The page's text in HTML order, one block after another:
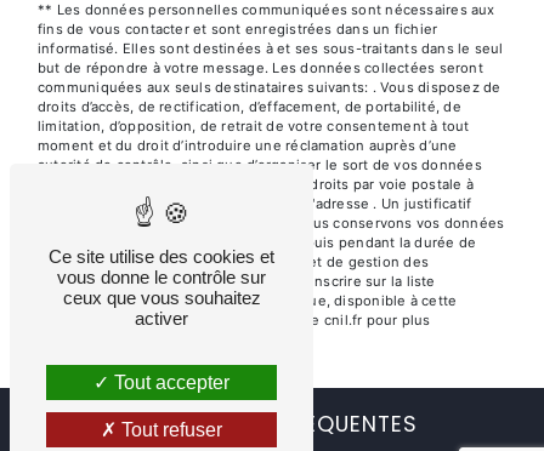
** Les données personnelles communiquées sont nécessaires aux
fins de vous contacter et sont enregistrées dans un fichier
informatisé. Elles sont destinées à et ses sous-traitants dans le seul
but de répondre à votre message. Les données collectées seront
communiquées aux seuls destinataires suivants: . Vous disposez de
droits d’accès, de rectification, d’effacement, de portabilité, de
limitation, d’opposition, de retrait de votre consentement à tout
moment et du droit d’introduire une réclamation auprès d’une
autorité de contrôle, ainsi que d’organiser le sort de vos données
post-mortem. Vous pouvez exercer ces droits par voie postale à
l'adresse ou par courrier électronique à l'adresse . Un justificatif
d'identité pourra vous être demandé. Nous conservons vos données
pendant la période de prise de contact puis pendant la durée de
prescription légale aux fins probatoires et de gestion des
contentieux. Vous avez le droit de vous inscrire sur la liste
d'opposition au démarchage téléphonique, disponible à cette
Bloctel.gouv.fr
. Consultez le site cnil.fr pour plus
RECHERCHES FRÉQUENTES
Ce site utilise des cookies et
vous donne le contrôle sur
ceux que vous souhaitez
activer
Tout accepter
Tout refuser